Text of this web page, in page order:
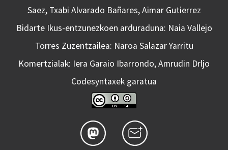
Saez, Txabi Alvarado Bañares, Aimar Gutierrez
Bidarte Ikus-entzunezkoen arduraduna: Naia Vallejo
Torres Zuzentzailea: Naroa Salazar Yarritu
Komertzialak: Iera Garaio Ibarrondo, Amrudin Drljo
Codesyntaxek garatua